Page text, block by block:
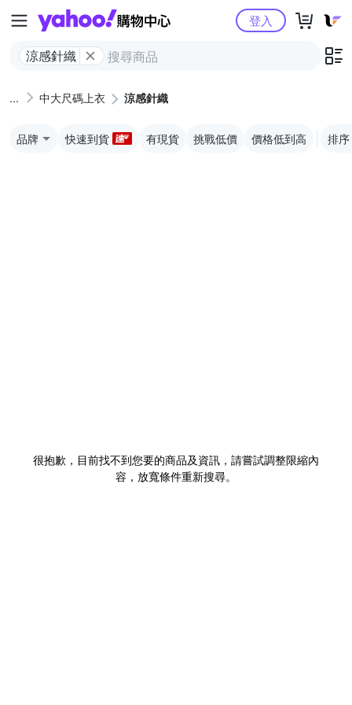
Yahoo購物中心
涼感針織
登入
中大尺碼上衣 涼感針織
品牌 快速到貨 有現貨 挑戰低價 價格低到高 排序
很抱歉，目前找不到您要的商品及資訊，請嘗試調整限縮內
容，放寬條件重新搜尋。